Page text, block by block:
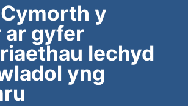
y
ar gyfer
Iechyd
yng